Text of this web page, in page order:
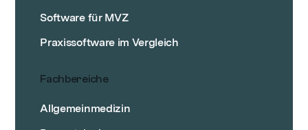
Software für MVZ
Praxissoftware im Vergleich
Fachbereiche
Allgemeinmedizin